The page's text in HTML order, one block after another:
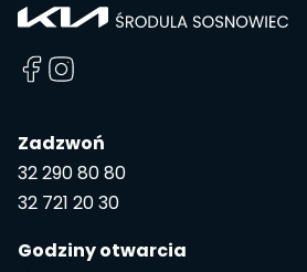
Zadzwoń
32 290 80 80
32 721 20 30
Godziny otwarcia